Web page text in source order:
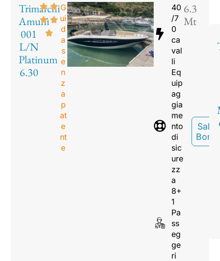
Trimarchi
Amunì
001
L/N
Platinum
6.30
G
ui
d
a
s
e
n
z
a
p
at
e
nt
e
40
/7
0
ca
val
li
Eq
uip
ag
gia
me
nto
di
sic
ure
zz
a
8+
1
Pa
ss
eg
ge
ri
6.3
Mt
Sali A